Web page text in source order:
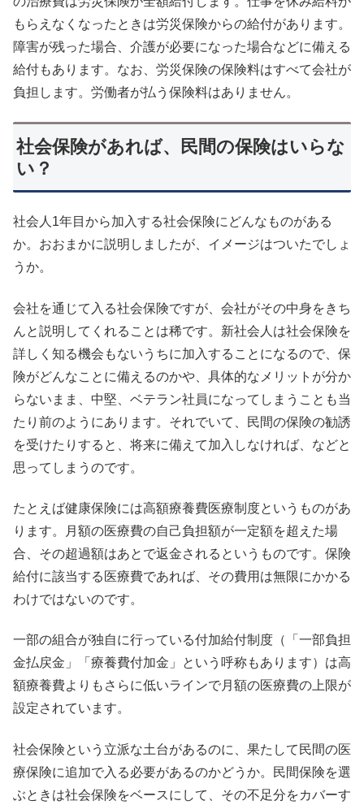
もらえなくなったときは労災保険からの給付があります。
障害が残った場合、介護が必要になった場合などに備える
給付もあります。なお、労災保険の保険料はすべて会社が
負担します。労働者が払う保険料はありません。
社会保険があれば、民間の保険はいらな
い？
社会人1年目から加入する社会保険にどんなものがある
か。おおまかに説明しましたが、イメージはついたでしょ
うか。
会社を通じて入る社会保険ですが、会社がその中身をきち
んと説明してくれることは稀です。新社会人は社会保険を
詳しく知る機会もないうちに加入することになるので、保
険がどんなことに備えるのかや、具体的なメリットが分か
らないまま、中堅、ベテラン社員になってしまうことも当
たり前のようにあります。それでいて、民間の保険の勧誘
を受けたりすると、将来に備えて加入しなければ、などと
思ってしまうのです。
たとえば健康保険には高額療養費医療制度というものがあ
ります。月額の医療費の自己負担額が一定額を超えた場
合、その超過額はあとで返金されるというものです。保険
給付に該当する医療費であれば、その費用は無限にかかる
わけではないのです。
一部の組合が独自に行っている付加給付制度（「一部負担
金払戻金」「療養費付加金」という呼称もあります）は高
額療養費よりもさらに低いラインで月額の医療費の上限が
設定されています。
社会保険という立派な土台があるのに、果たして民間の医
療保険に追加で入る必要があるのかどうか。民間保険を選
ぶときは社会保険をベースにして、その不足分をカバーす